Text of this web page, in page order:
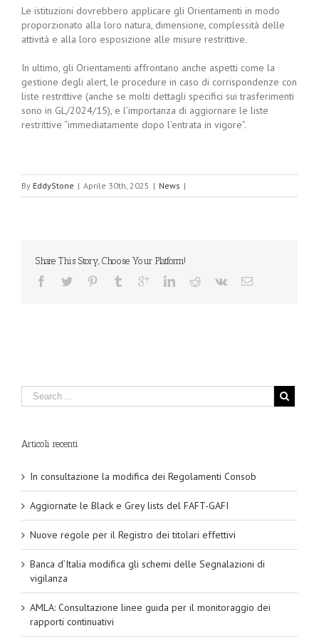
Le istituzioni dovrebbero applicare gli Orientamenti in modo
proporzionato alla loro natura, dimensione, complessità delle
attività e alla loro esposizione alle misure restrittive.
In ultimo, gli Orientamenti affrontano anche aspetti come la
gestione degli alert, le procedure in caso di corrispondenze con
liste restrittive (anche se molti dettagli specifici sui trasferimenti
sono in GL/2024/15), e l’importanza di aggiornare le liste
restrittive “immediatamente dopo l’entrata in vigore”.
By EddyStone | Aprile 30th, 2025 | News |
Share This Story, Choose Your Platform!
Articoli recenti
In consultazione la modifica dei Regolamenti Consob
Aggiornate le Black e Grey lists del FAFT-GAFI
Nuove regole per il Registro dei titolari effettivi
Banca d’Italia modifica gli schemi delle Segnalazioni di
vigilanza
AMLA: Consultazione linee guida per il monitoraggio dei
rapporti continuativi